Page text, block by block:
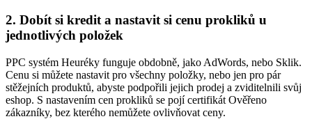
2. Dobít si kredit a nastavit si cenu prokliků u
jednotlivých položek
PPC systém Heuréky funguje obdobně, jako AdWords, nebo Sklik.
Cenu si můžete nastavit pro všechny položky, nebo jen pro pár
stěžejních produktů, abyste podpořili jejich prodej a zviditelnili svůj
eshop. S nastavením cen prokliků se pojí certifikát Ověřeno
zákazníky, bez kterého nemůžete ovlivňovat ceny.